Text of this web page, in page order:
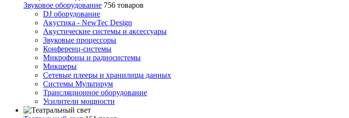
Звуковое оборудование 756 товаров
DJ оборудование
Акустика - NewTec Design
Акустические системы и аксессуары
Звуковые процессоры
Конференц-системы
Микрофоны и радиосистемы
Микшеры
Сетевые плееры и хранилища данных
Системы Мультирум
Трансляционное оборудование
Усилители мощности